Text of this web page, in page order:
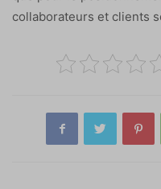
collaborateurs et clients